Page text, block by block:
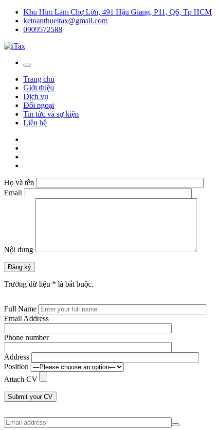
Khu Him Lam Chợ Lớn, 491 Hậu Giang, P11, Q6, Tp HCM
ketoanthueitax@gmail.com
0909572588
Trang chủ
Giới thiệu
Dịch vụ
Đối ngoại
Tin tức và sự kiện
Liên hệ
Họ và tên
Email
Nội dung
Đăng ký
Trường dữ liệu * là bắt buộc.
Full Name
Email Address
Phone number
Address
Position
Attach CV
Submit your CV